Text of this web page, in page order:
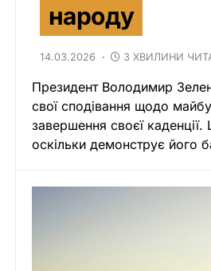
народу
14.03.2026 3 ХВИЛИНИ
Президент Володимир
свої сподівання щодо
завершення своєї
оскільки демонструє його